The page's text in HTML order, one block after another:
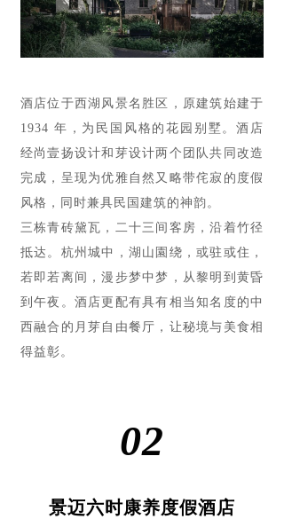
酒店位于西湖风景名胜区，原建筑始建于
1934 年，为民国风格的花园别墅。酒店
经尚壹扬设计和芽设计两个团队共同改造
完成，呈现为优雅自然又略带侘寂的度假
风格，同时兼具民国建筑的神韵。
三栋青砖黛瓦，二十三间客房，沿着竹径
抵达。杭州城中，湖山園绕，或驻或住，
若即若离间，漫步梦中梦，从黎明到黄昏
到午夜。酒店更配有具有相当知名度的中
西融合的月芽自由餐厅，让秘境与美食相
得益彰。
02
景迈六时康养度假酒店